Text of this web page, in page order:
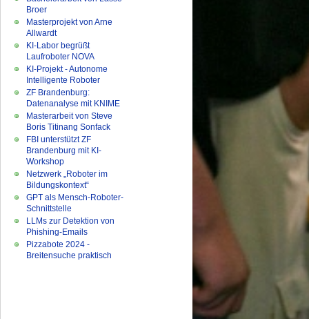
Broer
Masterprojekt von Arne
Allwardt
KI-Labor begrüßt
Laufroboter NOVA
KI-Projekt - Autonome
Intelligente Roboter
ZF Brandenburg:
Datenanalyse mit KNIME
Masterarbeit von Steve
Boris Titinang Sonfack
FBI unterstützt ZF
Brandenburg mit KI-
Workshop
Netzwerk „Roboter im
Bildungskontext“
GPT als Mensch-Roboter-
Schnittstelle
LLMs zur Detektion von
Phishing-Emails
Pizzabote 2024 -
Breitensuche praktisch